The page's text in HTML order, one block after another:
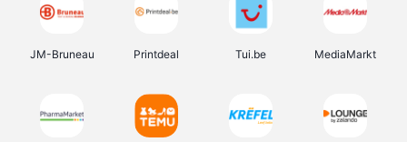
JM-Bruneau Printdeal Tui.be MediaMarkt